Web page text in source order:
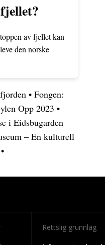
av fjellet kan
den norske
• Fongen:
Opp 2023 •
i Eidsbugarden
– En kulturell
•
Rettslig grunnlag